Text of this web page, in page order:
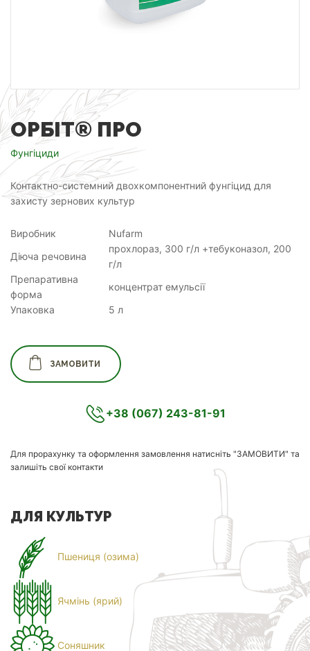
ОРБІТ® ПРО
Фунгіциди
Контактно-системний двохкомпонентний фунгіцид для
захисту зернових культур
Виробник
Nufarm
Діюча речовина
прохлораз, 300 г/л +тебуконазол, 200
г/л
Препаративна
форма
концентрат емульсії
Упаковка
5 л
ЗАМОВИТИ
+38 (067) 243-81-91
Для прорахунку та оформлення замовлення натисніть "ЗАМОВИТИ" та
залишіть свої контакти
ДЛЯ КУЛЬТУР
Пшениця (озима)
Ячмінь (ярий)
Соняшник